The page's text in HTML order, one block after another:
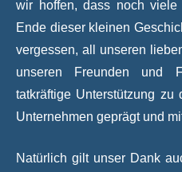
wir hoffen, dass noch
Ende dieser kleinen
vergessen, all unseren
unseren Freunden und
tatkräftige Unterstützung
Unternehmen geprägt und
Natürlich gilt unser Dank